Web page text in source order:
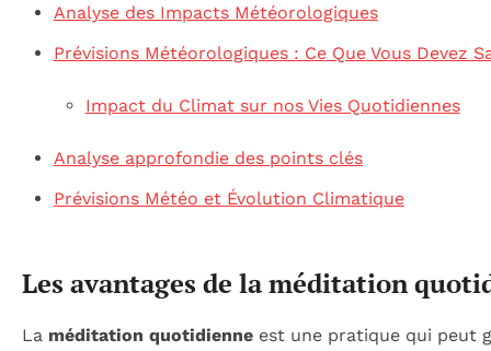
Analyse des Impacts Météorologiques
Prévisions Météorologiques : Ce Que Vous Devez
Impact du Climat sur nos Vies Quotidiennes
Analyse approfondie des points clés
Prévisions Météo et Évolution Climatique
Les avantages de la méditation
La méditation quotidienne est une pratique qui peut